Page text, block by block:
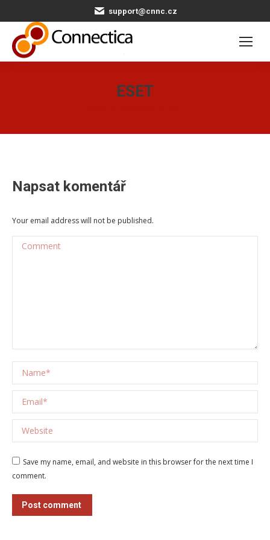
support@cnnc.cz
ESET
Napsat komentář
Your email address will not be published.
Comment
Name *
Email *
Website
Save my name, email, and website in this browser for the next time I
comment.
Post comment